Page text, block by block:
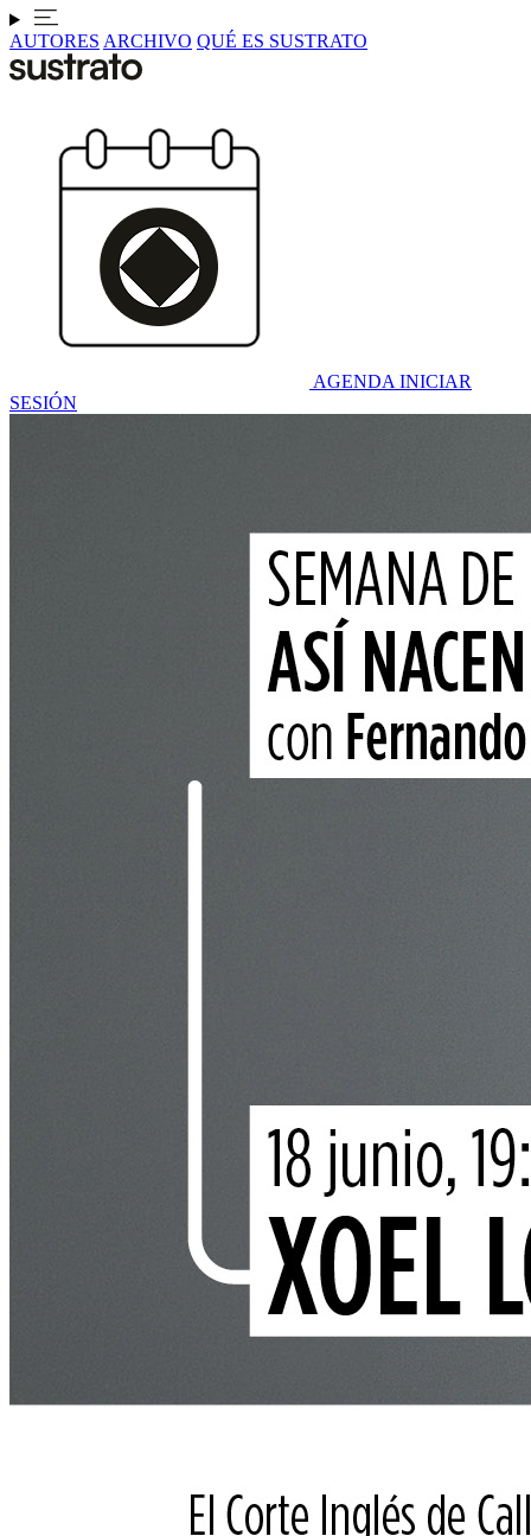
AUTORES ARCHIVO QUÉ ES SUSTRATO
AGENDA INICIAR
SESIÓN